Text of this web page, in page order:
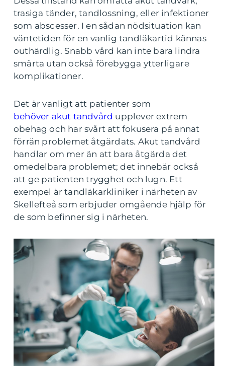
trasiga tänder, tandlossning, eller infektioner
som abscesser. I en sådan nödsituation kan
väntetiden för en vanlig tandläkartid kännas
outhärdlig. Snabb vård kan inte bara lindra
smärta utan också förebygga ytterligare
komplikationer.
Det är vanligt att patienter som
behöver akut tandvård upplever extrem
obehag och har svårt att fokusera på annat
förrän problemet åtgärdats. Akut tandvård
handlar om mer än att bara åtgärda det
omedelbara problemet; det innebär också
att ge patienten trygghet och lugn. Ett
exempel är tandläkarkliniker i närheten av
Skellefteå som erbjuder omgående hjälp för
de som befinner sig i närheten.